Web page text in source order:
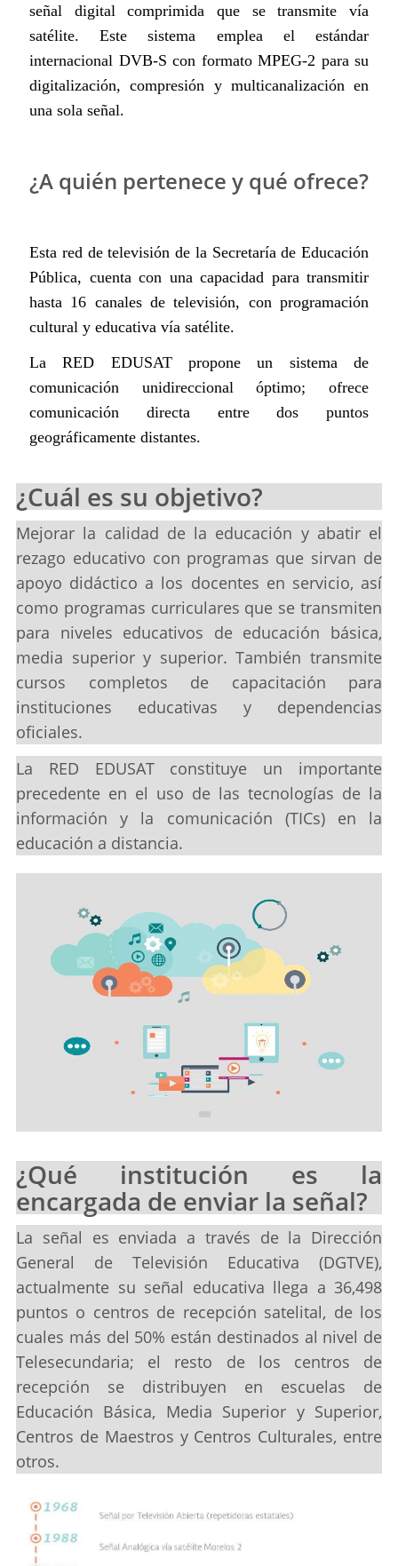
señal digital comprimida que se transmite vía
satélite. Este sistema emplea el estándar
internacional DVB-S con formato MPEG-2 para su
digitalización, compresión y multicanalización en
una sola señal.
¿A quién pertenece y qué ofrece?
Esta red de televisión de la Secretaría de Educación
Pública, cuenta con una capacidad para transmitir
hasta 16 canales de televisión, con programación
cultural y educativa vía satélite.
La RED EDUSAT propone un sistema de
comunicación unidireccional óptimo; ofrece
comunicación directa entre dos puntos
geográficamente distantes.
¿Cuál es su objetivo?
Mejorar la calidad de la educación y abatir el
rezago educativo con programas que sirvan de
apoyo didáctico a los docentes en servicio, así
como programas curriculares que se transmiten
para niveles educativos de educación básica,
media superior y superior. También transmite
cursos completos de capacitación para
instituciones educativas y dependencias
oficiales.
La RED EDUSAT constituye un importante
precedente en el uso de las tecnologías de la
información y la comunicación (TICs) en la
educación a distancia.
¿Qué institución es la
encargada de enviar la señal?
La señal es enviada a través de la Dirección
General de Televisión Educativa (DGTVE),
actualmente su señal educativa llega a 36,498
puntos o centros de recepción satelital, de los
cuales más del 50% están destinados al nivel de
Telesecundaria; el resto de los centros de
recepción se distribuyen en escuelas de
Educación Básica, Media Superior y Superior,
Centros de Maestros y Centros Culturales, entre
otros.